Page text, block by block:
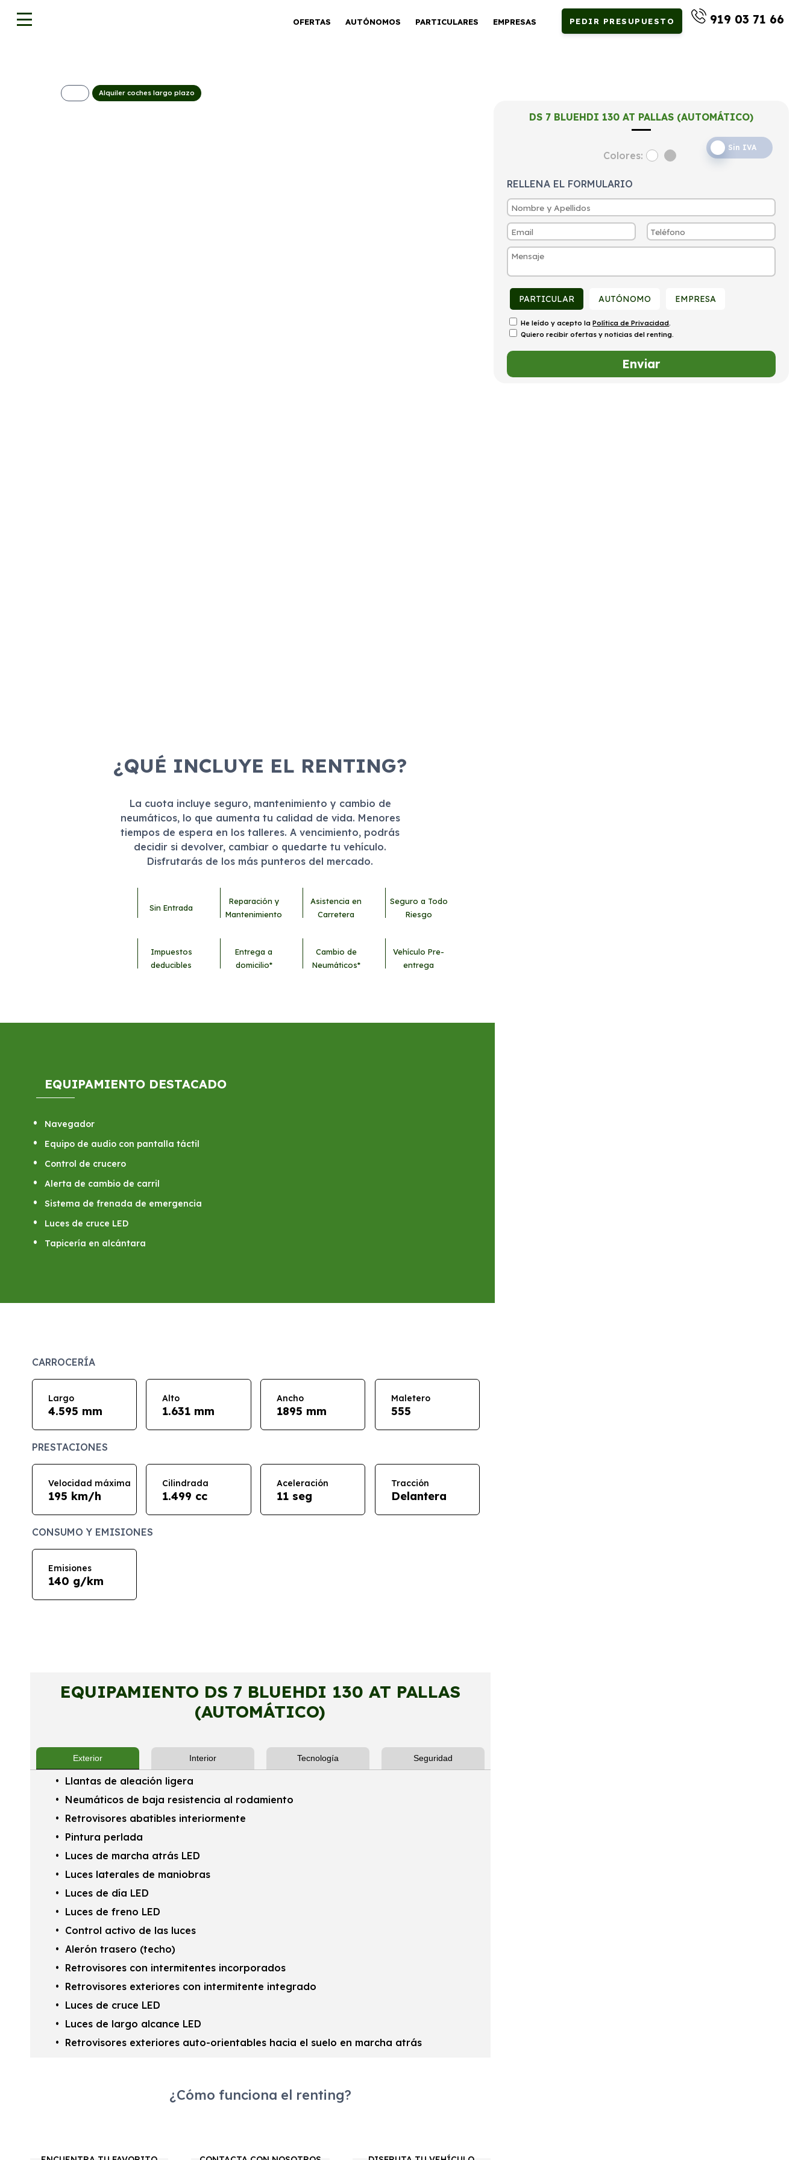
OFERTAS AUTÓNOMOS PARTICULARES EMPRESAS PEDIR PRESUPUESTO 919 03 71 66
Alquiler coches largo plazo
Consumo
5,5l/100km
¿QUÉ INCLUYE EL RENTING?
La cuota incluye seguro, mantenimiento y cambio de
neumáticos, lo que aumenta tu calidad de vida. Menores
tiempos de espera en los talleres. A vencimiento, podrás
decidir si devolver, cambiar o quedarte tu vehículo.
Disfrutarás de los más punteros del mercado.
Sin Entrada
Reparación y
Mantenimiento
Asistencia en
Carretera
Seguro a Todo
Riesgo
Impuestos
deducibles
Entrega a
domicilio*
Cambio de
Neumáticos*
Vehículo Pre-
entrega
EQUIPAMIENTO DESTACADO
Navegador
Equipo de audio con pantalla táctil
Control de crucero
Alerta de cambio de carril
Sistema de frenada de emergencia
Luces de cruce LED
Tapicería en alcántara
CARROCERÍA
Largo
4.595 mm
Alto
1.631 mm
Ancho
1895 mm
Maletero
555
PRESTACIONES
Velocidad máxima
195 km/h
Cilindrada
1.499 cc
Aceleración
11 seg
Tracción
Delantera
CONSUMO Y EMISIONES
Emisiones
140 g/km
EQUIPAMIENTO DS 7 BLUEHDI 130 AT PALLAS
(AUTOMÁTICO)
Exterior Interior Tecnología Seguridad
Llantas de aleación ligera
Neumáticos de baja resistencia al rodamiento
Retrovisores abatibles interiormente
Pintura perlada
Luces de marcha atrás LED
Luces laterales de maniobras
Luces de día LED
Luces de freno LED
Control activo de las luces
Alerón trasero (techo)
Retrovisores con intermitentes incorporados
Retrovisores exteriores con intermitente integrado
Luces de cruce LED
Luces de largo alcance LED
Retrovisores exteriores auto-orientables hacia el suelo en marcha atrás
¿Cómo funciona el renting?
DS 7 BLUEHDI 130 AT PALLAS (AUTOMÁTICO)
Sin IVA
Colores:
RELLENA EL FORMULARIO
PARTICULAR AUTÓNOMO EMPRESA
He leído y acepto laPolítica de Privacidad.
Quiero recibir ofertas y noticias del renting.